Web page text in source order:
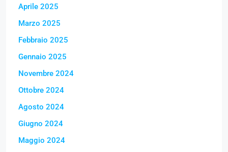
Aprile 2025
Marzo 2025
Febbraio 2025
Gennaio 2025
Novembre 2024
Ottobre 2024
Agosto 2024
Giugno 2024
Maggio 2024